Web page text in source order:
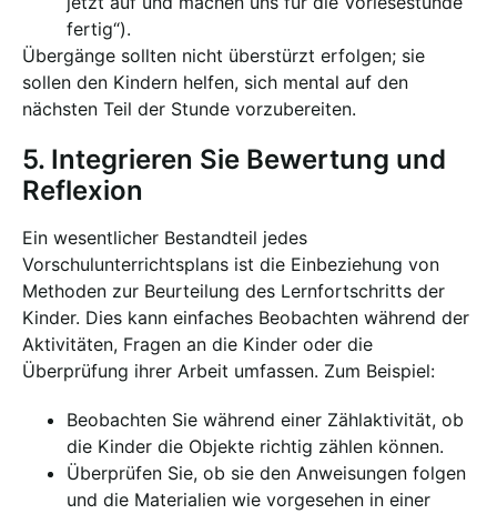
fertig“).
Übergänge sollten nicht überstürzt erfolgen; sie
sollen den Kindern helfen, sich mental auf den
nächsten Teil der Stunde vorzubereiten.
5. Integrieren Sie Bewertung und
Reflexion
Ein wesentlicher Bestandteil jedes
Vorschulunterrichtsplans ist die Einbeziehung von
Methoden zur Beurteilung des Lernfortschritts der
Kinder. Dies kann einfaches Beobachten während der
Aktivitäten, Fragen an die Kinder oder die
Überprüfung ihrer Arbeit umfassen. Zum Beispiel:
Beobachten Sie während einer Zählaktivität, ob
die Kinder die Objekte richtig zählen können.
Überprüfen Sie, ob sie den Anweisungen folgen
und die Materialien wie vorgesehen in einer